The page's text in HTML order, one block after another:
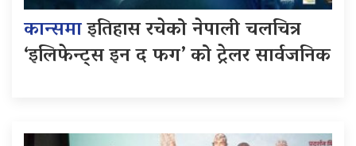
कान्समाइतिहास रचेको नेपाली चलचित्र
‘इलिफेन्ट्स इन द फग’ को ट्रेलर सार्वजनिक